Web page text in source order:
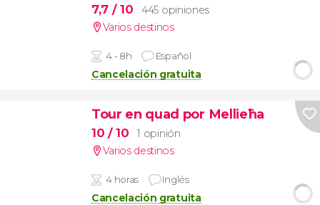
7,7 / 10
445 opiniones
Varios destinos
4 - 8h Español
Cancelación gratuita
Tour en quad por Mellieħa
10 / 10
1 opinión
Varios destinos
4 horas Inglés
Cancelación gratuita